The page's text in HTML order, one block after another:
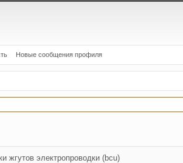
Новые сообщения профиля
жгутов электропроводки (bcu)